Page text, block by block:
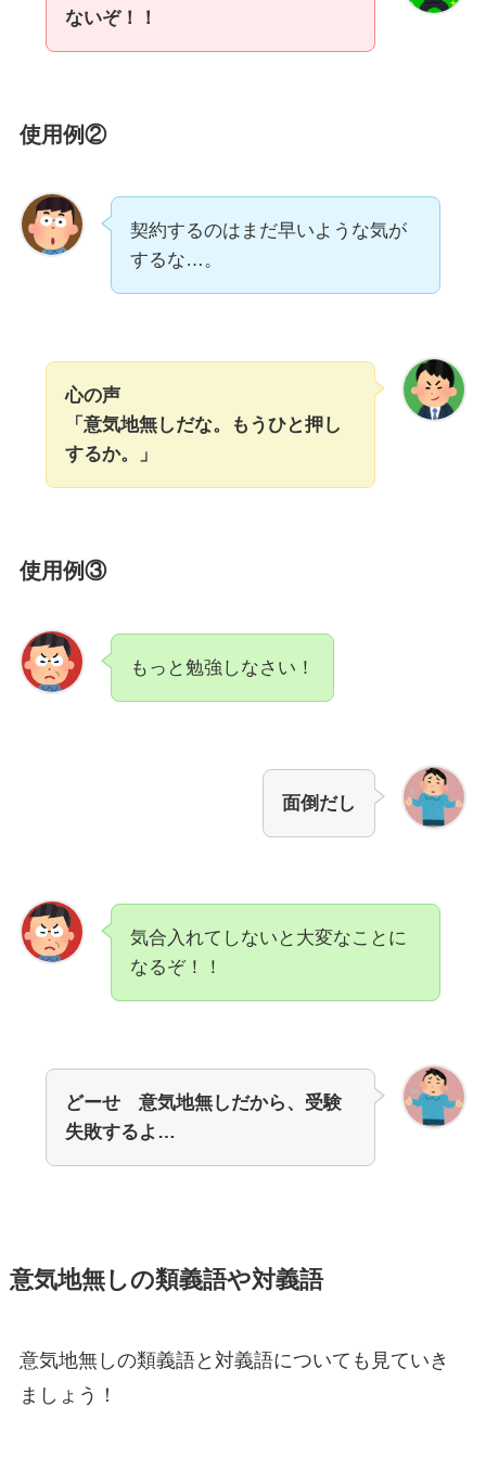
ないぞ！！
使用例②
契約するのはまだ早いような気が
するな…。
心の声
「意気地無しだな。もうひと押し
するか。」
使用例③
もっと勉強しなさい！
面倒だし
気合入れてしないと大変なことに
なるぞ！！
どーせ 意気地無しだから、受験
失敗するよ…
意気地無しの類義語や対義語
意気地無しの類義語と対義語についても見ていき
ましょう！